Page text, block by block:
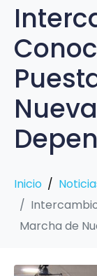
Inicio
Marcha de